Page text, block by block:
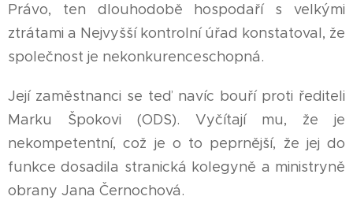
Právo, ten dlouhodobě hospodaří s velkými
ztrátami a Nejvyšší kontrolní úřad konstatoval, že
společnost je nekonkurenceschopná.
Její zaměstnanci se teď navíc bouří proti řediteli
Marku Špokovi (ODS). Vyčítají mu, že je
nekompetentní, což je o to peprnější, že jej do
funkce dosadila stranická kolegyně a ministryně
obrany Jana Černochová.